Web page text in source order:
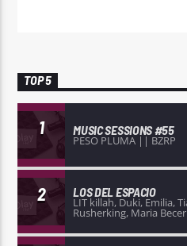
TOP 5
1 MUSIC SESSIONS #55
PESO PLUMA || BZRP
2 LOS DEL ESPACIO
LIT killah, Duki, Emilia,
Rusherking, Maria